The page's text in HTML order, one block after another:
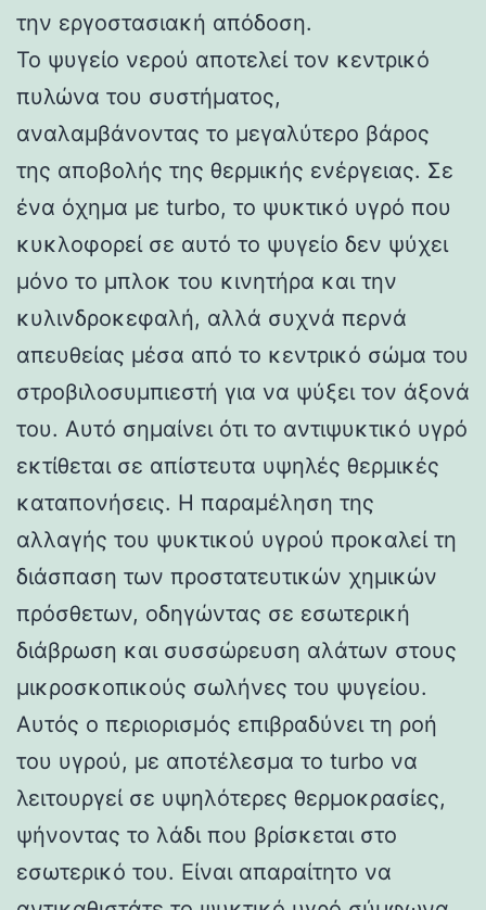
την εργοστασιακή απόδοση.
Το ψυγείο νερού αποτελεί τον κεντρικό
πυλώνα του συστήματος,
αναλαμβάνοντας το μεγαλύτερο βάρος
της αποβολής της θερμικής ενέργειας. Σε
ένα όχημα με turbo, το ψυκτικό υγρό που
κυκλοφορεί σε αυτό το ψυγείο δεν ψύχει
μόνο το μπλοκ του κινητήρα και την
κυλινδροκεφαλή, αλλά συχνά περνά
απευθείας μέσα από το κεντρικό σώμα του
στροβιλοσυμπιεστή για να ψύξει τον άξονά
του. Αυτό σημαίνει ότι το αντιψυκτικό υγρό
εκτίθεται σε απίστευτα υψηλές θερμικές
καταπονήσεις. Η παραμέληση της
αλλαγής του ψυκτικού υγρού προκαλεί τη
διάσπαση των προστατευτικών χημικών
πρόσθετων, οδηγώντας σε εσωτερική
διάβρωση και συσσώρευση αλάτων στους
μικροσκοπικούς σωλήνες του ψυγείου.
Αυτός ο περιορισμός επιβραδύνει τη ροή
του υγρού, με αποτέλεσμα το turbo να
λειτουργεί σε υψηλότερες θερμοκρασίες,
ψήνοντας το λάδι που βρίσκεται στο
εσωτερικό του. Είναι απαραίτητο να